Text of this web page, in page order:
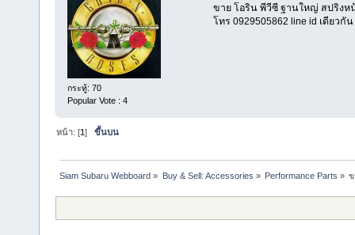
กระทู้: 70
Popular Vote : 4
ขาย โอริน พีวีซี ฐานใหญ่ สปริงห
โทร 0929505862 line id เดียวกัน
หน้า: [1]ขึ้นบน
Siam Subaru Webboard » Buy & Sell: Accessories » Performance Parts »